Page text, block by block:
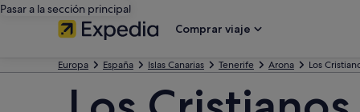
Pasar a la sección principal
Comprar viaje
Europa España Islas Canarias Tenerife Arona Los